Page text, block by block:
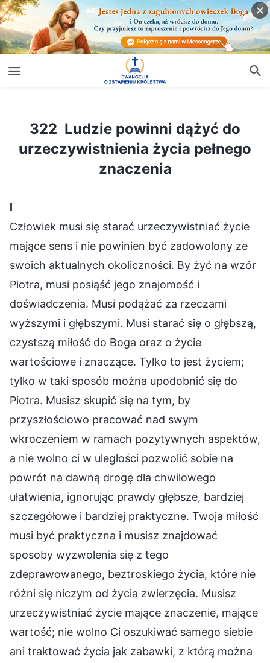
322 Ludzie powinni dążyć do
urzeczywistnienia życia pełnego
znaczenia
Ⅰ
Człowiek musi się starać urzeczywistniać życie
mające sens i nie powinien być zadowolony ze
swoich aktualnych okoliczności. By żyć na wzór
Piotra, musi posiąść jego znajomość i
doświadczenia. Musi podążać za rzeczami
wyższymi i głębszymi. Musi starać się o głębszą,
czystszą miłość do Boga oraz o życie
wartościowe i znaczące. Tylko to jest życiem;
tylko w taki sposób można upodobnić się do
Piotra. Musisz skupić się na tym, by
przyszłościowo pracować nad swym
wkroczeniem w ramach pozytywnych aspektów,
a nie wolno ci w uległości pozwolić sobie na
powrót na dawną drogę dla chwilowego
ułatwienia, ignorując prawdy głębsze, bardziej
szczegółowe i bardziej praktyczne. Twoja miłość
musi być praktyczna i musisz znajdować
sposoby wyzwolenia się z tego
zdeprawowanego, beztroskiego życia, które nie
różni się niczym od życia zwierzęcia. Musisz
urzeczywistniać życie mające znaczenie, mające
wartość; nie wolno Ci oszukiwać samego siebie
ani traktować życia jak zabawki, z którą można